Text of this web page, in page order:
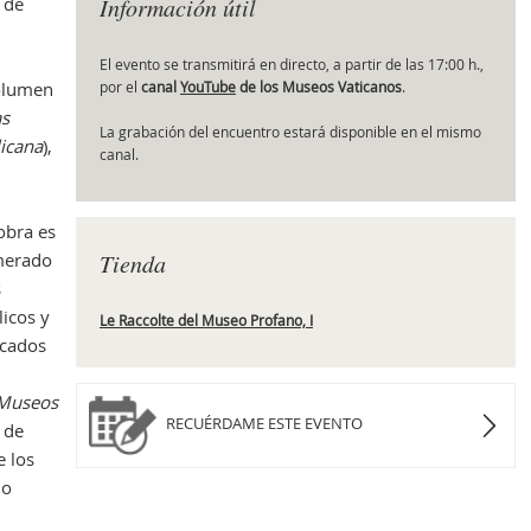
),
es
y
los
Información útil
El evento se transmitirá en directo, a partir de las 17:00 h.,
por el canalYouTubede los Museos Vaticanos.
La grabación del encuentro estará disponible en el mismo
canal.
Tienda
Le Raccolte del Museo Profano, I
RECUÉRDAME ESTE EVENTO